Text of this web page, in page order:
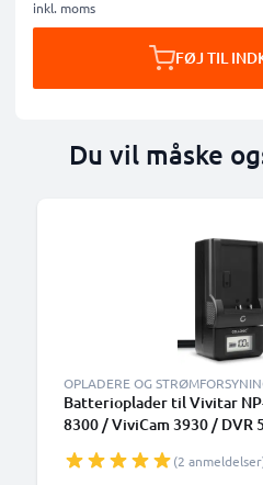
inkl. moms
FØJ TIL
Du vil måske
OPLADERE OG
Batterioplader til Vivitar
8300 / ViviCam 3930 / DVR
(2